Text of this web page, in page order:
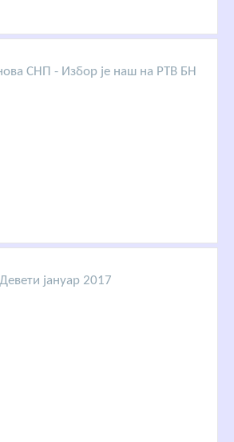
СНП - Избор је наш на РТВ БН
Девети јануар 2017